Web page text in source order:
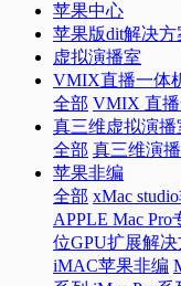
苹果中心
苹果版dit解决方
虚拟演播室
VMIX直播一体
全部 VMIX 直
真三维虚拟演播
全部 真三维演
苹果非编
全部 xMac
APPLE Mac
位GPU扩展解决
iMAC苹果非编